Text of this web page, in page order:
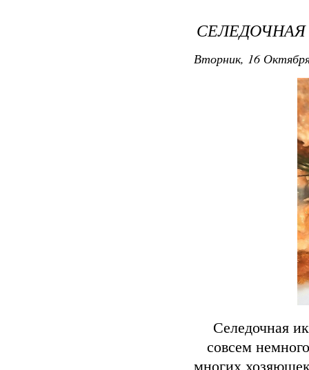
СЕЛЕДОЧНАЯ
Вторник, 16
Селедочная
совсем
многих